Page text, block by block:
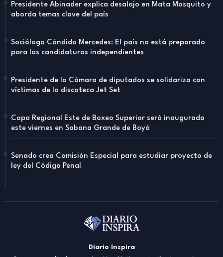
Presidente Abinader explica desalojo en Mata Mosquito y
aborda temas clave del país
Sociólogo Cándido Mercedes: El país no está preparado
para las candidaturas independientes
Presidente de la Cámara de diputados se solidariza con
víctimas de la discoteca Jet Set
Copa Regional Este de Boxeo Superior será inaugurada
este viernes en Sabana Grande de Boyá
Senado crea Comisión Especial para estudiar proyecto de
ley del Código Penal
Diario Inspira